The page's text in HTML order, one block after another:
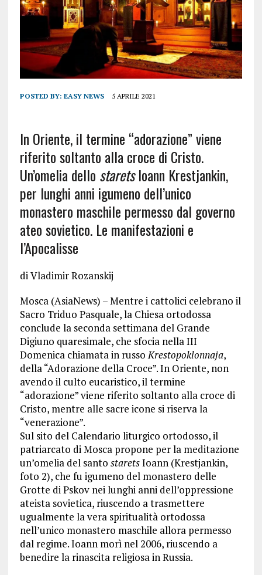
POSTED BY: EASY NEWS 5 APRILE 2021
In Oriente, il termine “adorazione” viene
riferito soltanto alla croce di Cristo.
Un’omelia dello staretsIoann Krestjankin,
per lunghi anni igumeno dell’unico
monastero maschile permesso dal governo
ateo sovietico. Le manifestazioni e
l’Apocalisse
di Vladimir Rozanskij
Mosca (AsiaNews) – Mentre i cattolici celebrano il
Sacro Triduo Pasquale, la Chiesa ortodossa
conclude la seconda settimana del Grande
Digiuno quaresimale, che sfocia nella III
Domenica chiamata in russoKrestopoklonnaja,
della “Adorazione della Croce”. In Oriente, non
avendo il culto eucaristico, il termine
“adorazione” viene riferito soltanto alla croce di
Cristo, mentre alle sacre icone si riserva la
“venerazione”.
Sul sito del Calendario liturgico ortodosso, il
patriarcato di Mosca propone per la meditazione
un’omelia del santo staretsIoann (Krestjankin,
foto 2), che fu igumeno del monastero delle
Grotte di Pskov nei lunghi anni dell’oppressione
ateista sovietica, riuscendo a trasmettere
ugualmente la vera spiritualità ortodossa
nell’unico monastero maschile allora permesso
dal regime. Ioann morì nel 2006, riuscendo a
benedire la rinascita religiosa in Russia.